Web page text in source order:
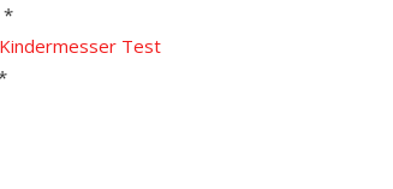
*
Kindermesser Test